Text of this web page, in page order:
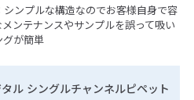
ンプルな構造なのでお客様自身で容
ンテナンスやサンプルを誤って吸い
グが簡単
シングルチャンネルピペット